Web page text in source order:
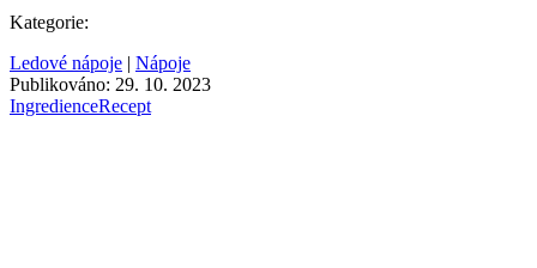
Kategorie:
Ledové nápoje | Nápoje
Publikováno: 29. 10. 2023
IngredienceRecept